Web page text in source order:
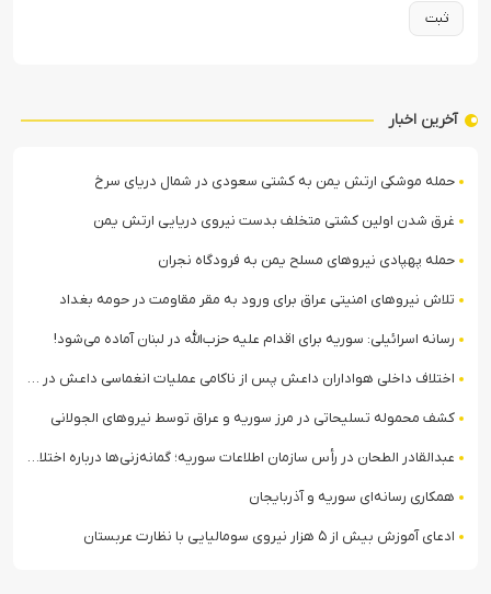
آخرین اخبار
حمله موشکی ارتش یمن به کشتی سعودی در شمال دریای سرخ
غرق شدن اولین کشتی متخلف بدست نیروی دریایی ارتش یمن
حمله پهپادی نیروهای مسلح یمن به فرودگاه نجران
تلاش نیروهای امنیتی عراق برای ورود به مقر مقاومت در حومه بغداد
رسانه اسرائیلی: سوریه برای اقدام علیه حزب‌الله در لبنان آماده می‌شود!
اختلاف داخلی هواداران داعش پس از ناکامی عملیات انغماسی داعش در رقه
کشف محموله تسلیحاتی در مرز سوریه و عراق توسط نیروهای الجولانی
عبدالقادر الطحان در رأس سازمان اطلاعات سوریه؛ گمانه‌زنی‌ها درباره اختلافات در ساختار امنیتی
همکاری رسانه‌ای سوریه و آذربایجان
ادعای آموزش بیش از ۵ هزار نیروی سومالیایی با نظارت عربستان